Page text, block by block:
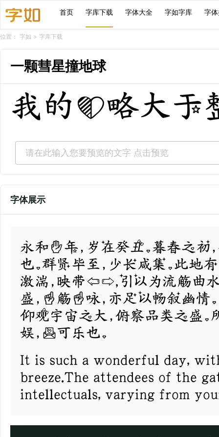
首页 字库下载 字体大全 字如字库 字
位置： 字如 > 字库下载
一颗彗星撞地球
我的心略大于
字体展示
永和九年，岁在癸丑。暮春之初
也。群贤毕至，少长咸集。此地
激湍，映带左右,引以为流觞曲
盛，一觞一咏，亦足以畅叙幽情
仰观宇宙之大，俯察品类之盛
娱，信可乐也。
It is such a wonderful day,
breeze.The attendees of the
intellectuals, varying from